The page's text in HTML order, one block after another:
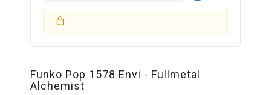
Funko Pop 1578 Envi - Fullmetal
Alchemist